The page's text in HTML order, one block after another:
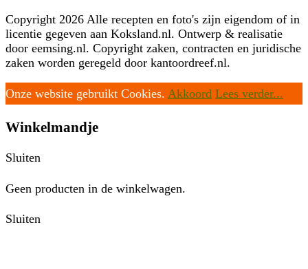
Copyright 2026 Alle recepten en foto's zijn eigendom of in
licentie gegeven aan Koksland.nl. Ontwerp & realisatie
door eemsing.nl. Copyright zaken, contracten en juridische
zaken worden geregeld door kantoordreef.nl.
Onze website gebruikt Cookies. Akkoord Lees verder...
Winkelmandje
Sluiten
Geen producten in de winkelwagen.
Sluiten